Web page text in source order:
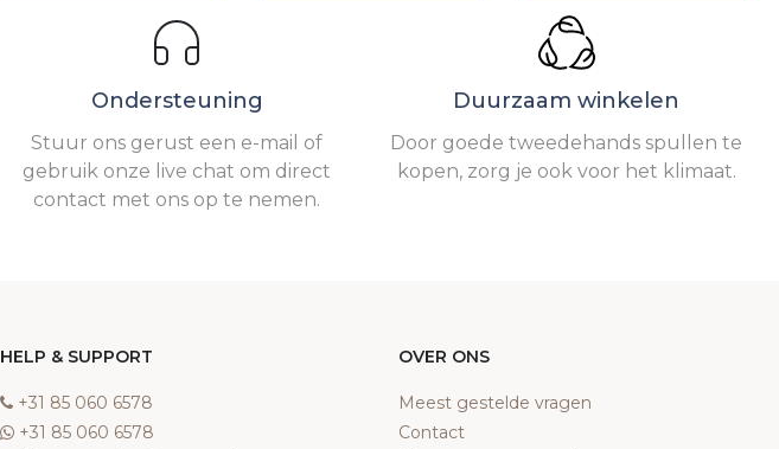
Ondersteuning
Stuur ons gerust een e-mail of
gebruik onze live chat om direct
contact met ons op te nemen.
Duurzaam winkelen
Door goede tweedehands spullen te
kopen, zorg je ook voor het klimaat.
HELP & SUPPORT
‎+31 85 060 6578
‎+31 85 060 6578
OVER ONS
Meest gestelde vragen
Contact